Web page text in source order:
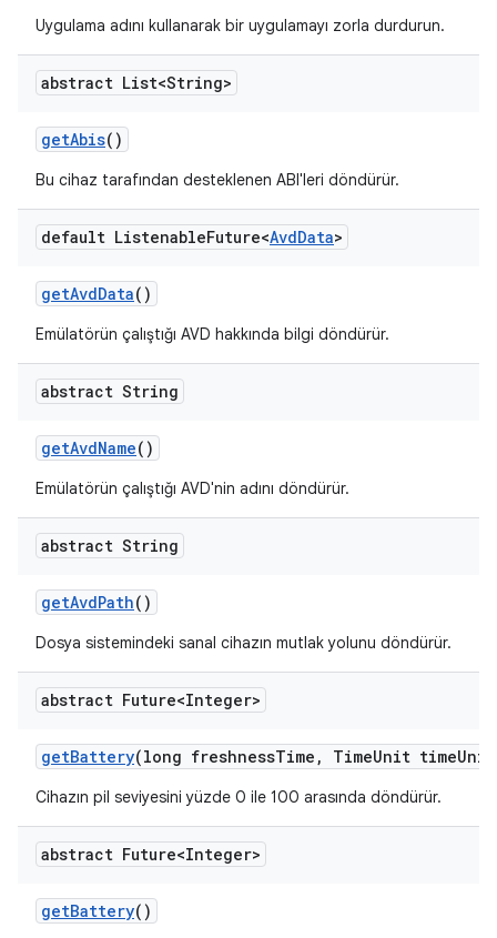
Uygulama adını kullanarak bir uygulamayı zorla durdurun.
abstract List<String>
getAbis()
Bu cihaz tarafından desteklenen ABI'leri döndürür.
default ListenableFuture<AvdData>
getAvdData()
Emülatörün çalıştığı AVD hakkında bilgi döndürür.
abstract String
getAvdName()
Emülatörün çalıştığı AVD'nin adını döndürür.
abstract String
getAvdPath()
Dosya sistemindeki sanal cihazın mutlak yolunu döndürür.
abstract Future<Integer>
getBattery(long freshnessTime , TimeUnit time
Cihazın pil seviyesini yüzde 0 ile 100 arasında döndürür.
abstract Future<Integer>
getBattery()